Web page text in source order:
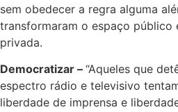
sem obedecer a regra alguma
transformaram o espaço público
privada.
Democratizar – “Aqueles que
espectro rádio e televisivo
liberdade de imprensa e